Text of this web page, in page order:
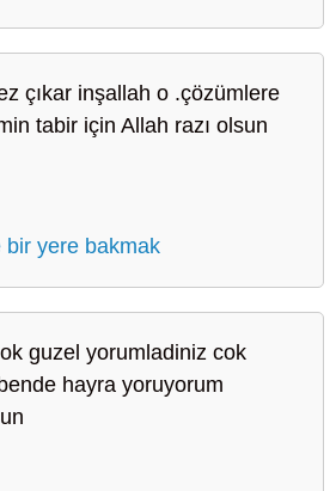
çıkar inşallah o .çözümlere
tabir için Allah razı olsun
bir yere bakmak
guzel yorumladiniz cok
hayra yoruyorum